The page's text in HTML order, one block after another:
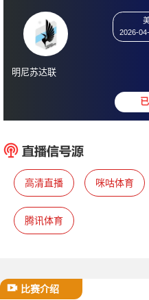
明尼苏达联
高清直播 咪咕体育
腾讯体育
比赛介绍